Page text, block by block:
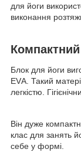
для йоги
виконання
Блок для йоги
EVА. Такий
легкістю.
Він дуже
клас для занять
себе у формі.